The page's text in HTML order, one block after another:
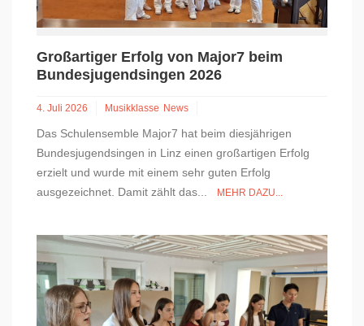
Großartiger Erfolg von Major7 beim
Bundesjugendsingen 2026
4. Juli 2026 Musikklasse News
Das Schulensemble Major7 hat beim diesjährigen
Bundesjugendsingen in Linz einen großartigen Erfolg
erzielt und wurde mit einem sehr guten Erfolg
ausgezeichnet. Damit zählt das...
MEHR DAZU...